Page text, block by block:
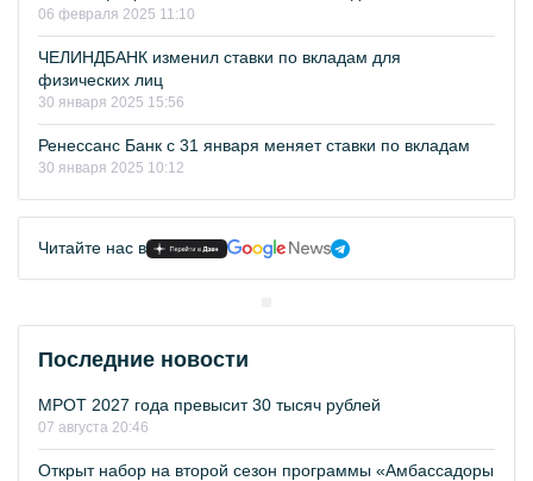
06 февраля 2025 11:10
ЧЕЛИНДБАНК изменил ставки по вкладам для
физических лиц
30 января 2025 15:56
Ренессанс Банк с 31 января меняет ставки по вкладам
30 января 2025 10:12
Читайте нас в
Последние новости
МРОТ 2027 года превысит 30 тысяч рублей
07 августа 20:46
Открыт набор на второй сезон программы «Амбассадоры